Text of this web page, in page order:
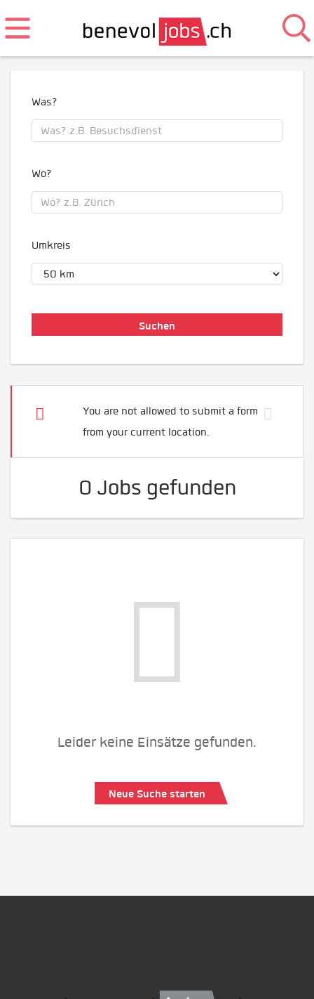
Was?
Wo?
Umkreis
You are not allowed to submit a form
from your current location.
0 Jobs gefunden
Leider keine Einsätze gefunden.
Neue Suche starten